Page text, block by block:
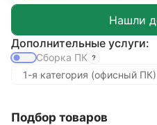
Дополнительные услуги:
Сборка ПК
Подбор товаров